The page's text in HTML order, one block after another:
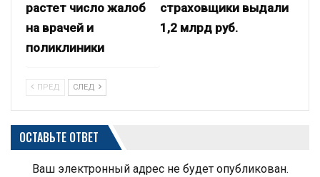
растет число жалоб
на врачей и
поликлиники
страховщики выдали
1,2 млрд руб.
ПРЕД СЛЕД
ОСТАВЬТЕ ОТВЕТ
Ваш электронный адрес не будет опубликован.